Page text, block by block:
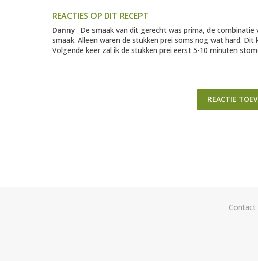
REACTIES OP DIT RECEPT
Danny
De smaak van dit gerecht was prima, de
smaak. Alleen waren de stukken prei soms nog wat hard.
Volgende keer zal ik de stukken prei eerst 5-10 minuten
REACTIE
Contact